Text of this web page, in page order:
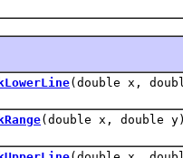
(double x,
(double x, double y)